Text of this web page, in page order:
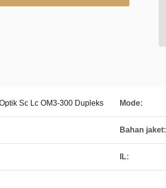
Sc Lc OM3-300 Dupleks Mode:
Bahan jaket:
IL: